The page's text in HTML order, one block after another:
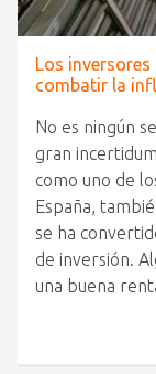
Los
combatir la
No es ningún
gran
como uno de
España,
se ha
de inversión.
una buena